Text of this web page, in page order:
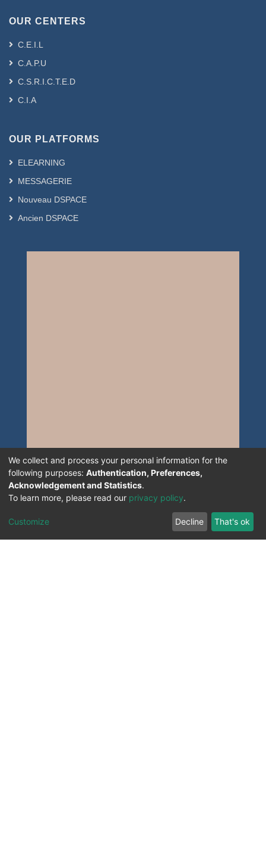
OUR CENTERS
C.E.I.L
C.A.P.U
C.S.R.I.C.T.E.D
C.I.A
OUR PLATFORMS
ELEARNING
MESSAGERIE
Nouveau DSPACE
Ancien DSPACE
We collect and process your personal information for the
following purposes: Authentication, Preferences,
Acknowledgement and Statistics.
To learn more, please read our privacy policy.
Customize Decline That's ok